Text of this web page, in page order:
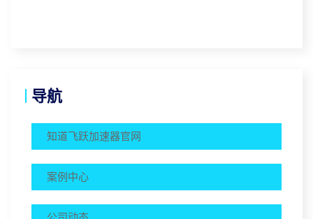
导航
知道飞跃加速器官网
案例中心